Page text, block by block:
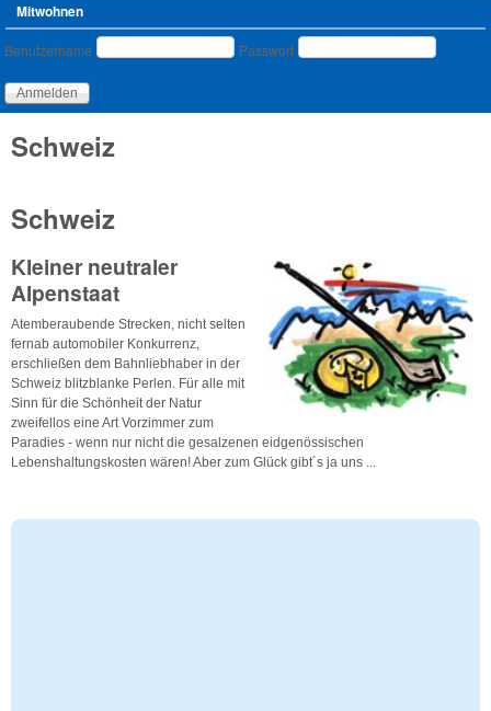
Mitwohnen
Benutzeranmeldung
Benutzername Passwort
Schweiz
Schweiz
Kleiner neutraler
Alpenstaat
Atemberaubende Strecken, nicht selten
fernab automobiler Konkurrenz,
erschließen dem Bahnliebhaber in der
Schweiz blitzblanke Perlen. Für alle mit
Sinn für die Schönheit der Natur
zweifellos eine Art Vorzimmer zum
Paradies - wenn nur nicht die gesalzenen eidgenössischen
Lebenshaltungskosten wären! Aber zum Glück gibt´s ja uns ...